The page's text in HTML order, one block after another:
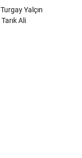
Turgay Yalçın
Tarık Ali